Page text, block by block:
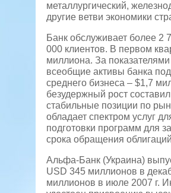
металлургический,
другие ветви экономики
Банк обслуживает более 2
000 клиентов. В первом
миллиона. За
всеобщие активы банка
среднего бизнеса – $1,7
безудержный рост
стабильные позиции по
обладает спектром услуг
подготовки программ для
срока обращения
Альфа-Банк (Украина)
USD 345 миллионов в
миллионов в июле 2007 г.